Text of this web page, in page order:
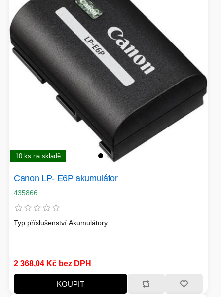
10 ks na skladě
Canon LP- E6P akumulátor
435866
Typ příslušenství:Akumulátory
2 368,04 Kč bez DPH
KOUPIT